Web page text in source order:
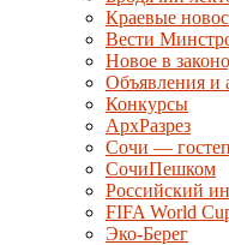
Краевые
Вести
Новое в
Объявления и
Конкурсы
АрхРазрез
Сочи —
СочиПешком
Российский
FIFA World
Эко-Берег